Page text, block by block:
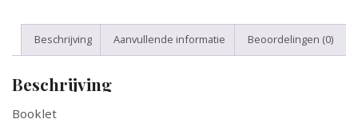
Beschrijving Aanvullende informatie Beoordelingen (0)
Beschrijving
Booklet